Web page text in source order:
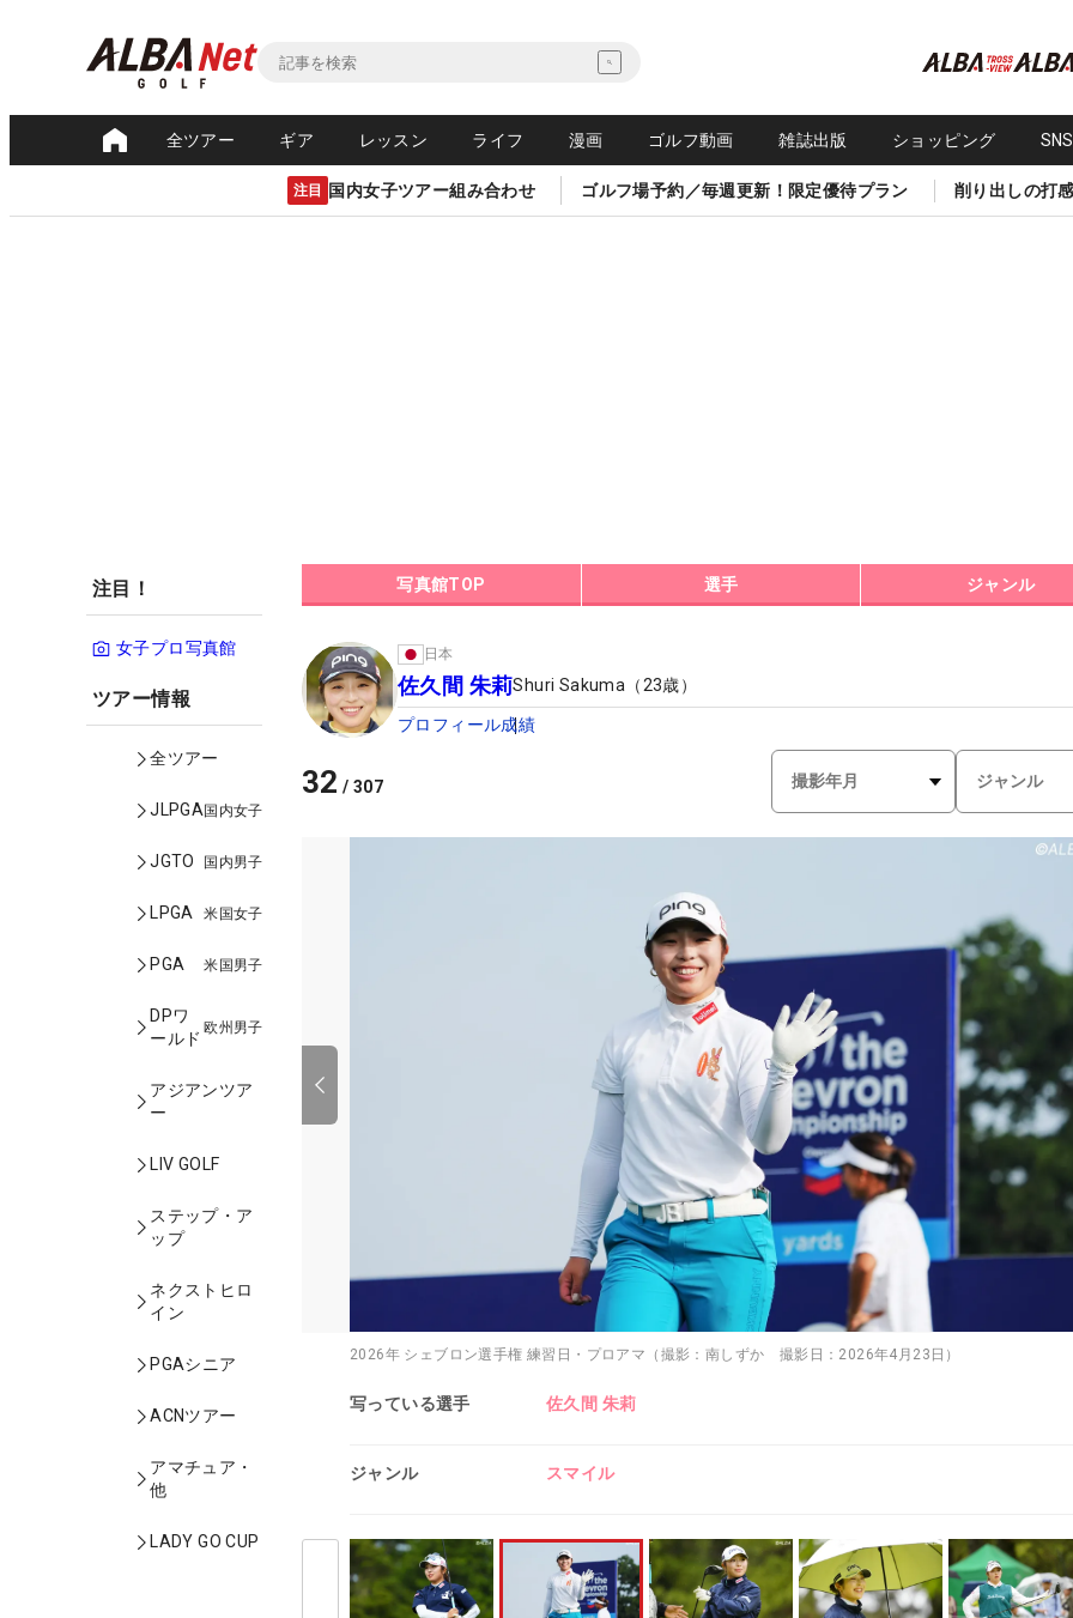
全ツアー ギア レッスン ライフ 漫画 ゴルフ動画 雑誌出版 ショッピング
注目 国内女子ツアー組み合わせ ゴルフ場予約／毎週更新！限定優待プラン 削り出しの打
注目！
女子プロ写真館
ツアー情報
全ツアー
JLPGA国内女子
JGTO 国内男子
LPGA 米国女子
PGA 米国男子
DPワ
ールド
欧州男子
アジアンツア
ー
LIV GOLF
ステップ・ア
ップ
ネクストヒロ
イン
PGAシニア
ACNツアー
アマチュア・
他
LADY GO CUP
写真館TOP 選手 ジャンル
日本
佐久間 朱莉Shuri Sakuma （23歳）
プロフィール成績
32 /307
2026年 シェブロン選手権 練習日・プロアマ（撮影：南しずか 撮影日：2026年4月23日）
写っている選手 佐久間 朱莉
ジャンル スマイル